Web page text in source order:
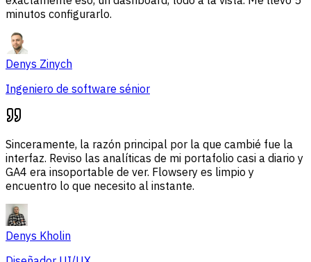
minutos configurarlo.
Denys Zinych
Ingeniero de software sénior
Sinceramente, la razón principal por la que cambié fue la
interfaz. Reviso las analíticas de mi portafolio casi a diario y
GA4 era insoportable de ver. Flowsery es limpio y
encuentro lo que necesito al instante.
Denys Kholin